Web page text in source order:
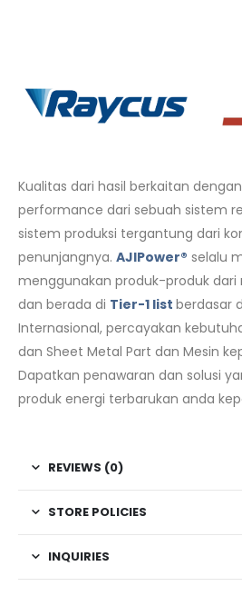
Kualitas dari hasil berkaitan
performance dari sebuah sistem
sistem produksi tergantung dari
penunjangnya. AJIPower® selalu
menggunakan produk-produk
dan berada di Tier-1 list berdasar
Internasional, percayakan
dan Sheet Metal Part dan Mesin
Dapatkan penawaran dan solusi
produk energi terbarukan anda
REVIEWS (0)
STORE POLICIES
INQUIRIES